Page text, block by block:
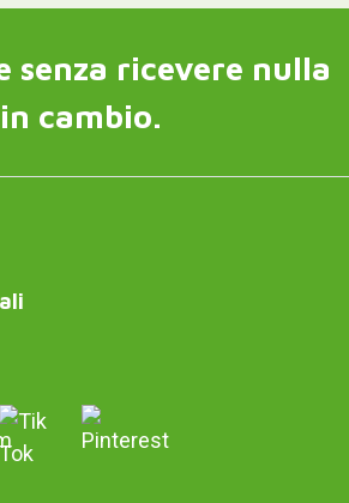
senza ricevere nulla
in cambio.